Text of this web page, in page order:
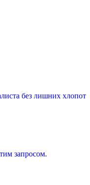
без лишних хлопот
запросом.